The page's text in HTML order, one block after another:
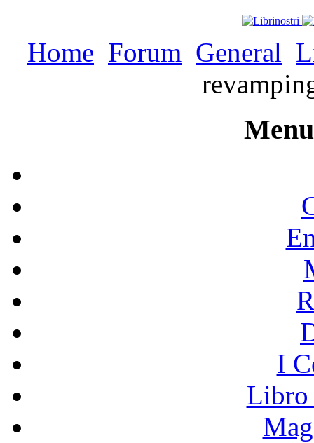
Home Forum General
I
Libro